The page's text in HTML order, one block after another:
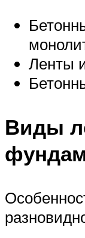
Ленты
Виды